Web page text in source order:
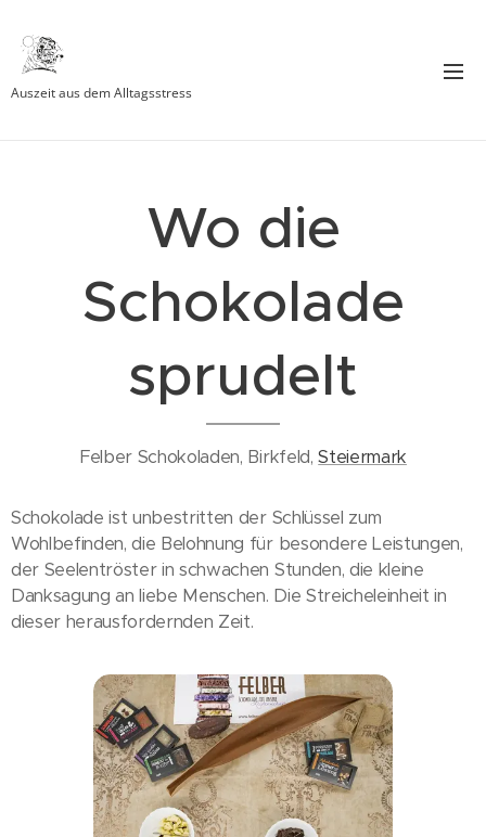
Auszeit aus dem Alltagsstress
Wo die
Schokolade
sprudelt
Felber Schokoladen, Birkfeld,Steiermark
Schokolade ist unbestritten der Schlüssel zum
Wohlbefinden, die Belohnung für besondere Leistungen,
der Seelentröster in schwachen Stunden, die kleine
Danksagung an liebe Menschen. Die Streicheleinheit in
dieser herausfordernden Zeit.